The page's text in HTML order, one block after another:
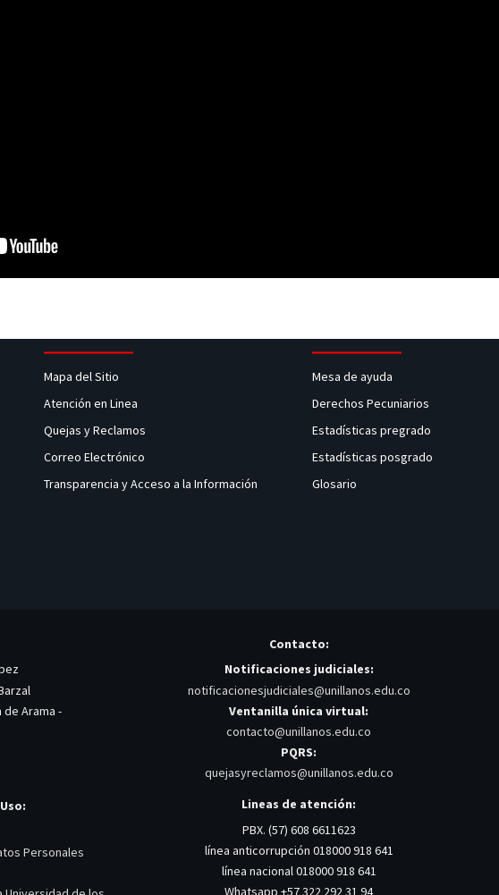
Mapa del Sitio
Atención en Linea
Quejas y Reclamos
Correo Electrónico
Transparencia y Acceso a la Información
Mesa de ayuda
Derechos Pecuniarios
Estadísticas pregrado
Estadísticas posgrado
Glosario
de Arama -
Personales
Contacto:
Notificaciones judiciales:
notificacionesjudiciales@unillanos.edu.co
Ventanilla única virtual:
contacto@unillanos.edu.co
PQRS:
quejasyreclamos@unillanos.edu.co
Lineas de atención:
PBX. (57) 608 6611623
línea anticorrupción 018000 918 641
línea nacional 018000 918 641
Whatsapp +57 322 292 31 94